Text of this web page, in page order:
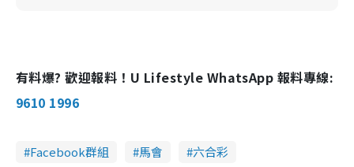
有料爆? 歡迎報料！U Lifestyle WhatsApp 報料專線:
9610 1996
Facebook群組 馬會 六合彩